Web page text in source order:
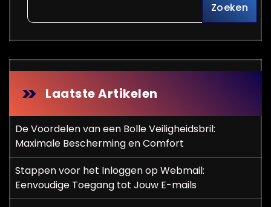
Zoeken
Laatste Artikelen
De Voordelen van een Bolle Veiligheidsbril:
Maximale Bescherming en Comfort
Stappen voor het Inloggen op Webmail:
Eenvoudige Toegang tot Jouw E-mails